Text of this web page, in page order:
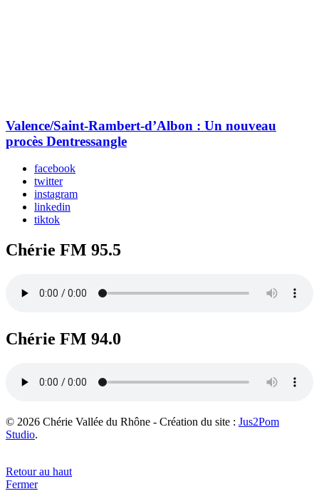
Valence/Saint-Rambert-d’Albon : Un nouveau
procès Dentressangle
facebook
twitter
instagram
linkedin
tiktok
Chérie FM 95.5
Chérie FM 94.0
© 2026 Chérie Vallée du Rhône - Création du site : Jus2Pom
Studio.
Retour au haut
Fermer